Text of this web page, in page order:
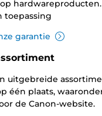
hardwareproducten.
toepassing
garantie
uitgebreide
één plaats,
de Canon-website.